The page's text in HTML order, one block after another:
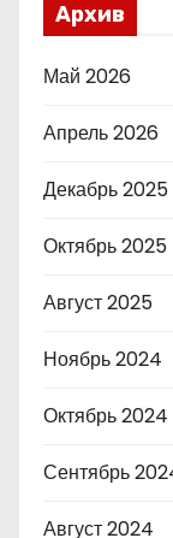
Архив
Май 2026
Апрель 2026
Декабрь 2025
Октябрь 2025
Август 2025
Ноябрь 2024
Октябрь 2024
Сентябрь
Август 2024